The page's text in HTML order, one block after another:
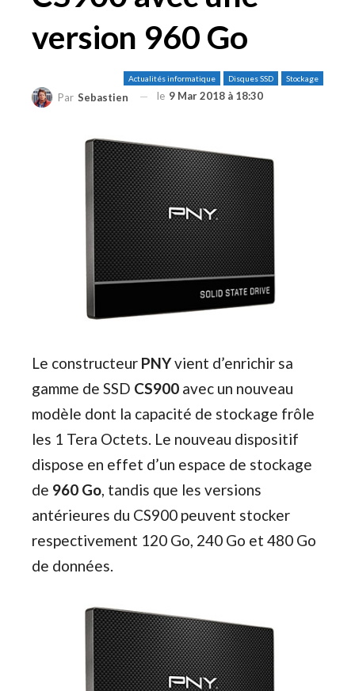
version 960 Go
Actualités informatique Disques SSD Stockage
Par Sebastien le 9 Mar 2018 à 18:30
Le constructeur PNYvient d’enrichir sa
gamme de SSD CS900 avec un nouveau
modèle dont la capacité de stockage frôle
les 1 Tera Octets. Le nouveau dispositif
dispose en effet d’un espace de stockage
de 960 Go, tandis que les versions
antérieures du CS900 peuvent stocker
respectivement 120 Go, 240 Go et 480 Go
de données.